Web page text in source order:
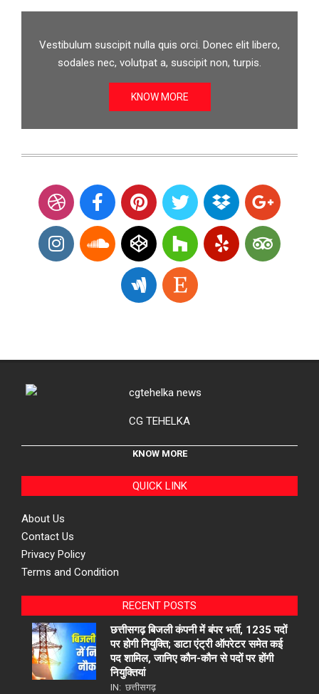
Vestibulum suscipit nulla quis orci. Donec elit libero,
sodales nec, volutpat a, suscipit non, turpis.
KNOW MORE
CG TEHELKA
KNOW MORE
QUICK LINK
About Us
Contact Us
Privacy Policy
Terms and Condition
RECENT POSTS
छत्तीसगढ़ बिजली कंपनी में बंपर भर्ती, 1235 पदों
पर होगी नियुक्ति; डाटा एंट्री ऑपरेटर समेत कई
पद शामिल, जानिए कौन-कौन से पदों पर होंगी
नियुक्तियां
IN: छत्तीसगढ़